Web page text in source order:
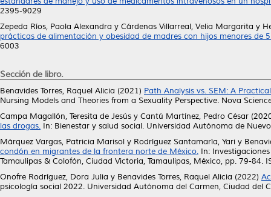
2395-9029
Zepeda Ríos, Paola Alexandra y Cárdenas Villarreal, Velia Margarita y
prácticas de alimentación y obesidad de madres con hijos menores de
6003
Sección de libro.
Benavides Torres, Raquel Alicia (2021) Path Analysis vs. SEM: A
Nursing Models and Theories from a Sexuality Perspective. Nova
Campa Magallón, Teresita de Jesús y Cantú Martínez, Pedro César
las drogas. In: Bienestar y salud social. Universidad Autónoma de
Márquez Vargas, Patricia Marisol y Rodríguez Santamaría, Yari y
condón en migrantes de la frontera norte de México. In:
Tamaulipas & Colofón, Ciudad Victoria, Tamaulipas, México, pp. 79-84.
Onofre Rodríguez, Dora Julia y Benavides Torres, Raquel Alicia (2022)
psicología social 2022. Universidad Autónoma del Carmen, Ciudad del